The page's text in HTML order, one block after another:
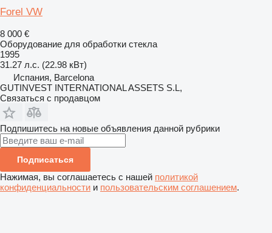
Forel VW
8 000 €
Оборудование для обработки стекла
1995
31.27 л.с. (22.98 кВт)
Испания, Barcelona
GUTINVEST INTERNATIONAL ASSETS S.L,
Связаться с продавцом
Подпишитесь на новые объявления данной рубрики
Подписаться
Нажимая, вы соглашаетесь с нашей политикой
конфиденциальности и пользовательским соглашением.